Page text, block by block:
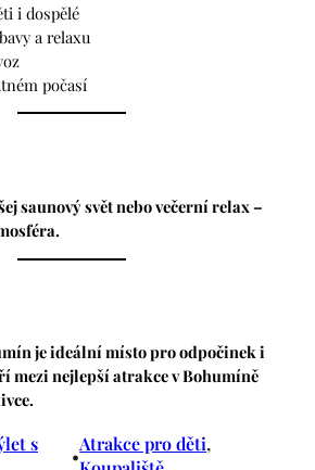
i dospělé
a relaxu
počasí
saunový svět nebo večerní relax –
je ideální místo pro odpočinek i
mezi nejlepší atrakce v Bohumíně
s
•
Atrakce pro děti